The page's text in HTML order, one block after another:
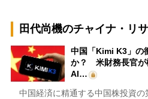
田代尚機のチャイナ・リ
中国「Kimi K3」の
か？ 米財務長官が
AI…
中国経済に精通する中国株投資の